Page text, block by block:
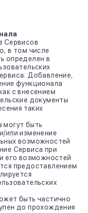
Сервисов
в том числе
определен в
Добавление,
функционала
с внесением
документы
таких
могут быть
или изменение
возможностей
Сервиса при
его возможностей
предоставлением
быть частично
до прохождения